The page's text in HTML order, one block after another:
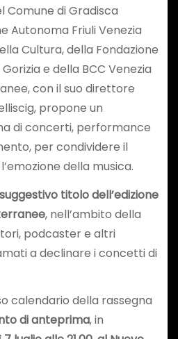
Comune di Gradisca
Autonoma Friuli Venezia
Cultura, della Fondazione
e della BCC Venezia
con il suo direttore
propone un
di concerti, performance
per condividere il
della musica.
titolo dell’edizione
, nell’ambito della
podcaster e altri
a declinare i concetti di
calendario della rassegna
di anteprima, in